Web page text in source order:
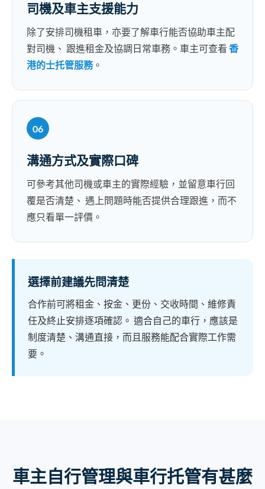
司機及車主支援能力
除了安排司機租車，亦要了解車行能否協助車主配
對司機、 跟進租金及協調日常車務。車主可查看 香
港的士托管服務。
06
溝通方式及實際口碑
可參考其他司機或車主的實際經驗，並留意車行回
覆是否清楚、 遇上問題時能否提供合理跟進，而不
應只看單一評價。
選擇前建議先問清楚
合作前可將租金、按金、更份、交收時間、維修責
任及終止安排逐項確認。 適合自己的車行，應該是
制度清楚、溝通直接，而且服務能配合實際工作需
要。
車主自行管理與車行托管有甚麼